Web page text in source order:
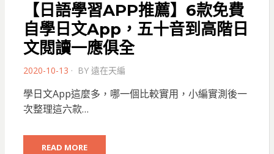
【日語學習APP推薦】6款免費
自學日文App，五十音到高階日
文閱讀一應俱全
POSTED
2020-10-13 BY 遠在天編
學日文App這麼多，哪一個比較實用，小編實測後一
次整理這六款…
READ MORE